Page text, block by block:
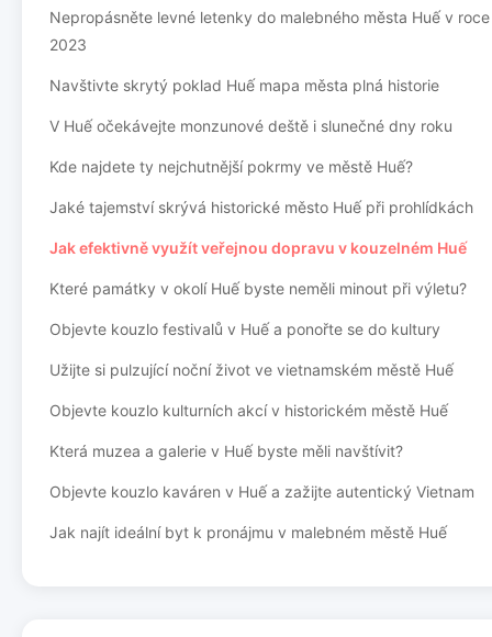
Nepropásněte levné letenky do malebného města Huế v roce
2023
Navštivte skrytý poklad Huế mapa města plná historie
V Huế očekávejte monzunové deště i slunečné dny roku
Kde najdete ty nejchutnější pokrmy ve městě Huế?
Jaké tajemství skrývá historické město Huế při prohlídkách
Jak efektivně využít veřejnou dopravu v kouzelném Huế
Které památky v okolí Huế byste neměli minout při výletu?
Objevte kouzlo festivalů v Huế a ponořte se do kultury
Užijte si pulzující noční život ve vietnamském městě Huế
Objevte kouzlo kulturních akcí v historickém městě Huế
Která muzea a galerie v Huế byste měli navštívit?
Objevte kouzlo kaváren v Huế a zažijte autentický Vietnam
Jak najít ideální byt k pronájmu v malebném městě Huế